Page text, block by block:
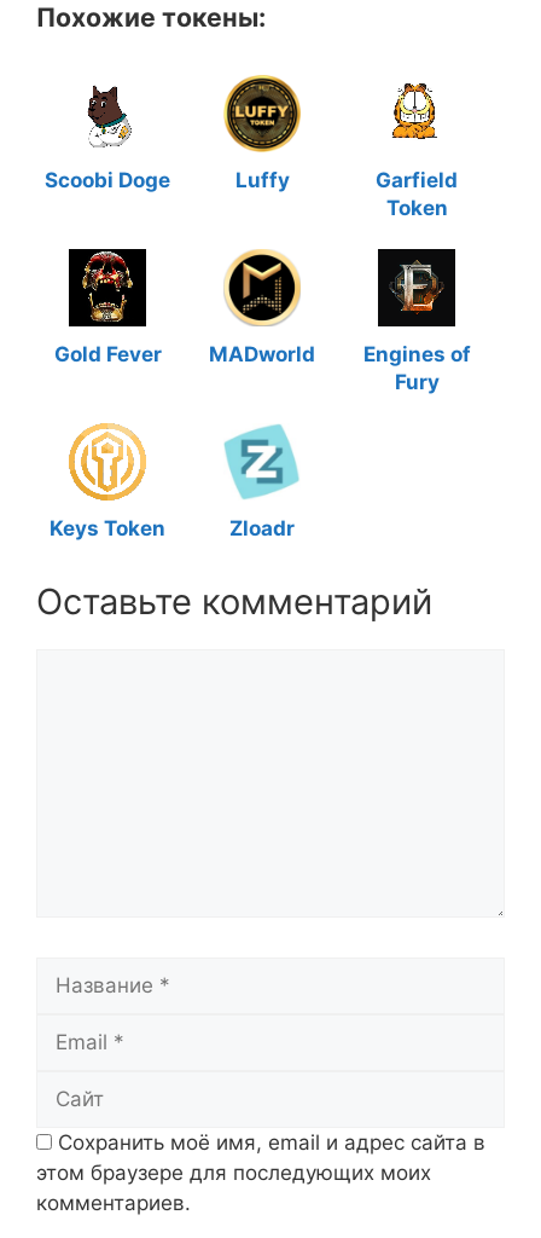
Похожие токены:
Scoobi Doge Luffy
Garfield
Token
Gold Fever MADworld
Engines of
Fury
Keys Token Zloadr
Оставьте комментарий
Сохранить моё имя, email и адрес сайта в
этом браузере для последующих моих
комментариев.